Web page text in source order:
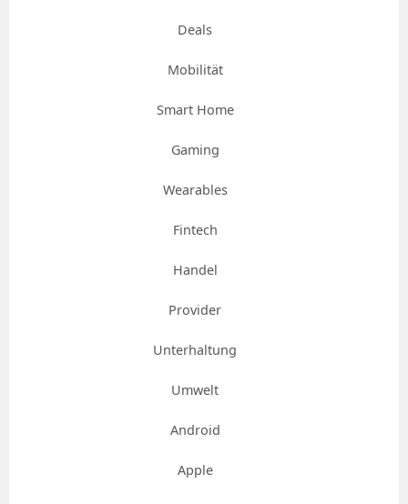
Deals
Mobilität
Smart Home
Gaming
Wearables
Fintech
Handel
Provider
Unterhaltung
Umwelt
Android
Apple